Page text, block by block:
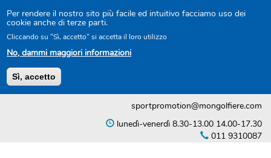
Per rendere il nostro sito più facile ed intuitivo facciamo uso dei
cookie anche di terze parti.
Cliccando su "Sì, accetto" si accetta il loro utilizzo
No, dammi maggiori informazioni
Sì, accetto
sportpromotion@mongolfiere.com
lunedì-venerdì 8.30-13.00 14.00-17.30
011 9310087